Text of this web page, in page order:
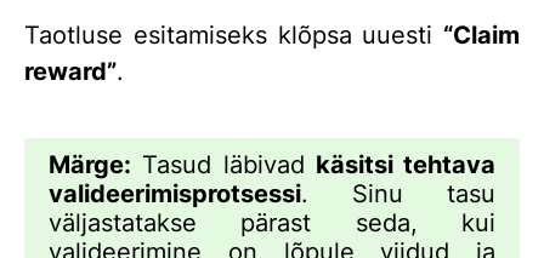
Taotluse esitamiseks klõpsa uuesti “Claim
reward”.
Märge: Tasud läbivad käsitsi tehtava
valideerimisprotsessi. Sinu tasu
väljastatakse pärast seda, kui
valideerimine on lõpule viidud ja